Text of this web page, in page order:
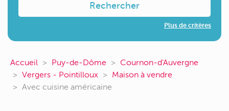
Rechercher
Plus de critères
Accueil Puy-de-Dôme
Cournon-d'Auvergne
Vergers - Pointilloux
Maison à vendre
Avec cuisine américaine